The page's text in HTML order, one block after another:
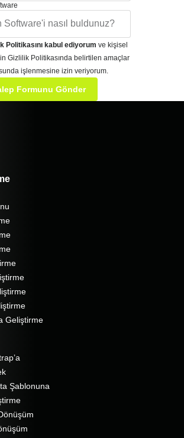
Politikasını kabul ediyorum ve kişisel
Gizlilik Politikasında belirtilen amaçlar
işlenmesine izin veriyorum.
Formunu Gönder
Geliştirme
Şablonuna